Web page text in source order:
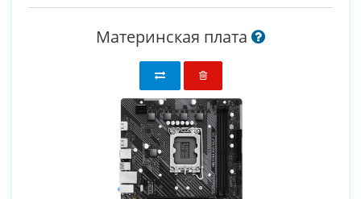
Материнская плата